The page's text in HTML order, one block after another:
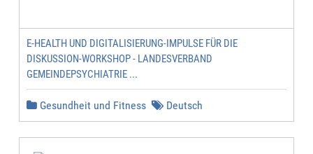
E-HEALTH UND DIGITALISIERUNG-IMPULSE FÜR DIE
DISKUSSION-WORKSHOP - LANDESVERBAND
GEMEINDEPSYCHIATRIE ...
Gesundheit und Fitness Deutsch